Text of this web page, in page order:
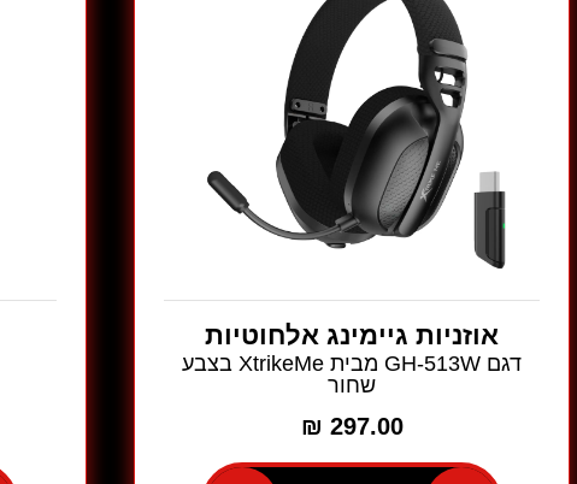
אוזניות גיימינג אלחוטיות
דגם GH-513W מבית XtrikeMe בצבע
שחור
297.00
₪